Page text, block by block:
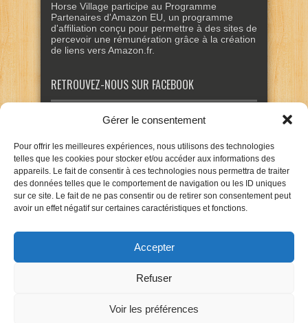
Gérer le consentement
Pour offrir les meilleures expériences, nous utilisons des technologies
telles que les cookies pour stocker et/ou accéder aux informations des
appareils. Le fait de consentir à ces technologies nous permettra de traiter
des données telles que le comportement de navigation ou les ID uniques
sur ce site. Le fait de ne pas consentir ou de retirer son consentement peut
avoir un effet négatif sur certaines caractéristiques et fonctions.
Accepter
Refuser
Voir les préférences
Horse Village participe au Programme
Partenaires d'Amazon EU, un programme
d'affiliation conçu pour permettre à des sites de
percevoir une rémunération grâce à la création
de liens vers Amazon.fr.
RETROUVEZ-NOUS SUR FACEBOOK